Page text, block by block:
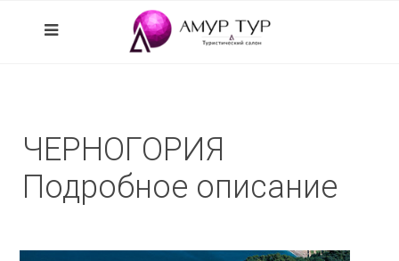
ЧЕРНОГОРИЯ
Подробное описание